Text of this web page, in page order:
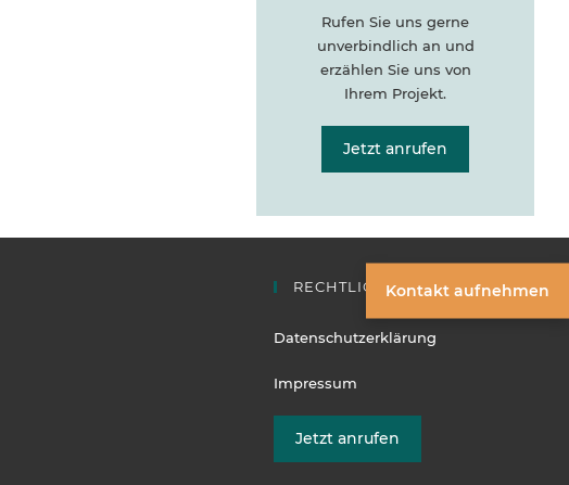
Rufen Sie uns gerne
unverbindlich an und
erzählen Sie uns von
Ihrem Projekt.
Jetzt anrufen
RECHTLICHES
Datenschutzerklärung
Impressum
Jetzt anrufen
Kontakt aufnehmen